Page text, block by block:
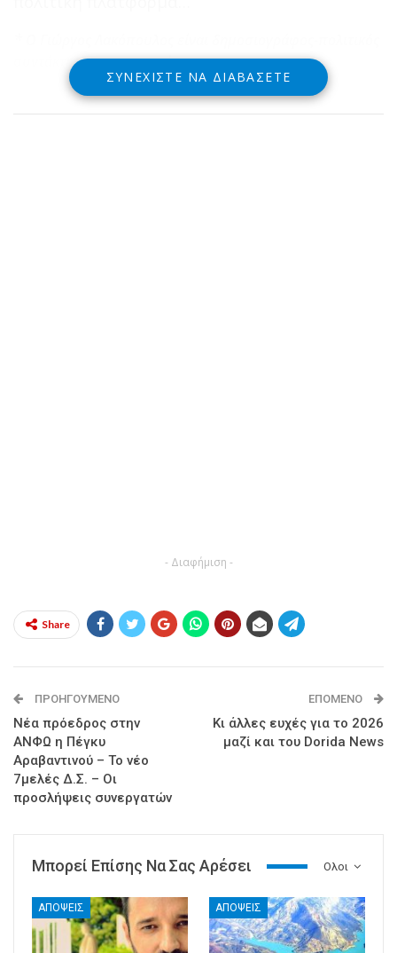
συντάκτης και συγγραφέας
ΣΥΝΕΧΊΣΤΕ ΝΑ ΔΙΑΒΆΣΕΤΕ
- Διαφήμιση -
Share
ΠΡΟΗΓΟΎΜΕΝΟ
Νέα πρόεδρος στην
ΑΝΦΩ η Πέγκυ
Αραβαντινού – Το νέο
7μελές Δ.Σ. – Οι
προσλήψεις συνεργατών
ΕΠΌΜΕΝΟ
Κι άλλες ευχές για το 2026
μαζί και του Dorida News
Ολοι
Μπορεί Επίσης Να Σας Αρέσει
ΑΠΟΨΕΙΣ ΑΠΟΨΕΙΣ